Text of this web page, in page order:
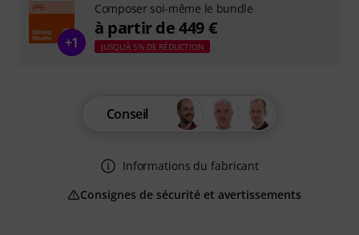
Conseil
Informations du fabricant
Consignes de sécurité et avertissements
+1
Composer soi-même le bundle
à partir de 449 €
JUSQU'À 5% DE RÉDUCTION